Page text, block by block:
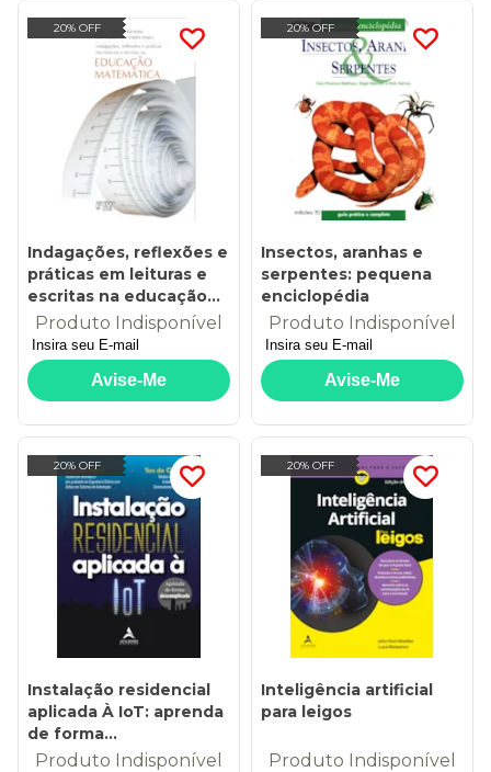
20% OFF
Indagações, reflexões e
práticas em leituras e
escritas na educação
matemática
Produto Indisponível
20% OFF
Insectos, aranhas e
serpentes: pequena
enciclopédia
Produto Indisponível
20% OFF
Instalação residencial
aplicada À IoT: aprenda
de forma
descomplicada
Produto Indisponível
20% OFF
Inteligência artificial
para leigos
Produto Indisponível